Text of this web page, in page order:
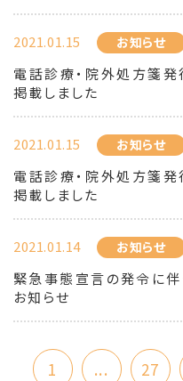
2021.01.15 お知らせ
電話診療・院外処方箋発
掲載しました
2021.01.15 お知らせ
電話診療・院外処方箋発
掲載しました
2021.01.14 お知らせ
緊急事態宣言の発令に
お知らせ
1 ... 27